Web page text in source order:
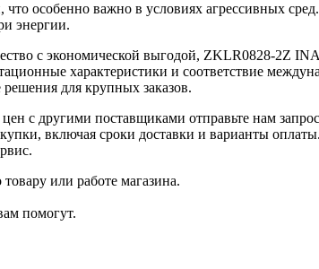
что особенно важно в условиях агрессивных
энергии.
с экономической выгодой, ZKLR0828-2Z
характеристики и соответствие
для крупных заказов.
цен с другими поставщиками отправьте нам
включая сроки доставки и варианты
или работе магазина.
помогут.